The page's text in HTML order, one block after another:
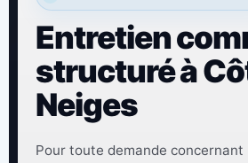
Entretien
structuré à
Neiges
Pour toute demande concernant